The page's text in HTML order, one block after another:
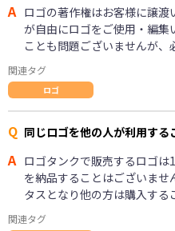
A ロゴの著作権はお客様に譲
が自由にロゴをご使用・編集
ことも問題ございませんが
関連タグ
ロゴ
Q 同じロゴを他の人が利用する
A ロゴタンクで販売するロゴ
を納品することはございま
タスとなり他の方は購入す
関連タグ